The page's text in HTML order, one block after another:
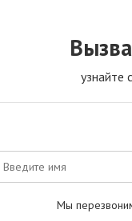
узнайте
Мы